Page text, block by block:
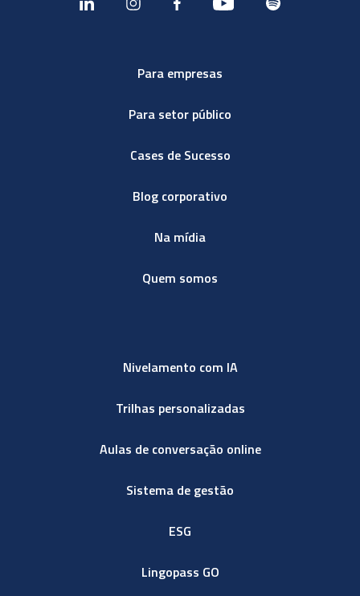
Para empresas
Para setor público
Cases de Sucesso
Blog corporativo
Na mídia
Quem somos
Nivelamento com IA
Trilhas personalizadas
Aulas de conversação online
Sistema de gestão
ESG
Lingopass GO